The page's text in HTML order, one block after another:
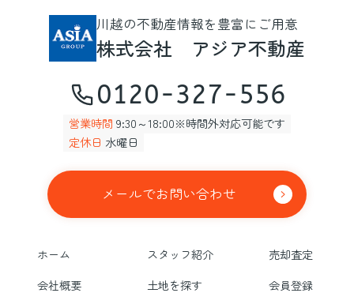
川越の不動産情報を豊富にご用意
株式会社 アジア不動産
0120-327-556
営業時間 9:30～18:00※時間外対応可能です
定休日 水曜日
メールでお問い合わせ
ホーム スタッフ紹介
売却査定
会社概要
土地を探す
会員登録